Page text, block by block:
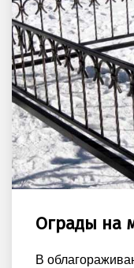
Ограды на
В